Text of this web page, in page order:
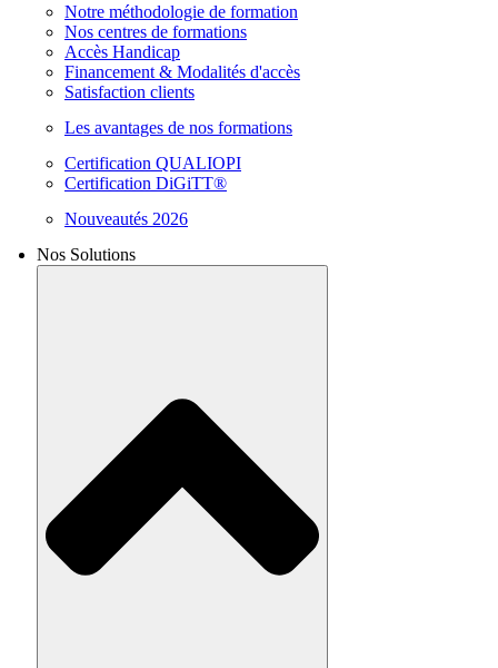
Notre méthodologie de formation
Nos centres de formations
Accès Handicap
Financement & Modalités d'accès
Satisfaction clients
Les avantages de nos formations
Certification QUALIOPI
Certification DiGiTT®
Nouveautés 2026
Nos Solutions